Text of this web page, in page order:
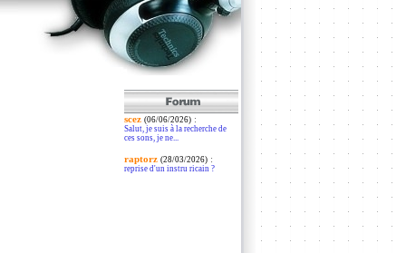
scez (06/06/2026):
Salut, je suis à la recherche de
ces sons, je ne...
raptorz (28/03/2026):
reprise d'un instru ricain ?